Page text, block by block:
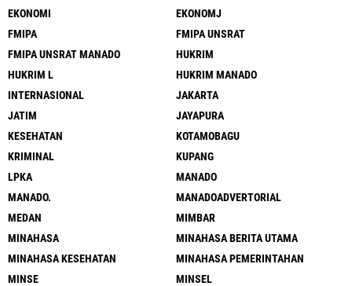
EKONOMI
EKONOMJ
FMIPA
FMIPA UNSRAT
FMIPA UNSRAT MANADO
HUKRIM
HUKRIM L
HUKRIM MANADO
INTERNASIONAL
JAKARTA
JATIM
JAYAPURA
KESEHATAN
KOTAMOBAGU
KRIMINAL
KUPANG
LPKA
MANADO
MANADO.
MANADOADVERTORIAL
MEDAN
MIMBAR
MINAHASA
MINAHASA BERITA UTAMA
MINAHASA KESEHATAN
MINAHASA PEMERINTAHAN
MINSE
MINSEL